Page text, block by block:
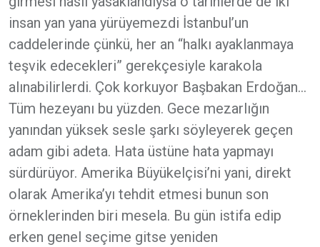
insan yan yana yürüyemezdi İstanbul’un
caddelerinde çünkü, her an “halkı ayaklanmaya
teşvik edecekleri” gerekçesiyle karakola
alınabilirlerdi. Çok korkuyor Başbakan Erdoğan…
Tüm hezeyanı bu yüzden. Gece mezarlığın
yanından yüksek sesle şarkı söyleyerek geçen
adam gibi adeta. Hata üstüne hata yapmayı
sürdürüyor. Amerika Büyükelçisi’ni yani, direkt
olarak Amerika’yı tehdit etmesi bunun son
örneklerinden biri mesela. Bu gün istifa edip
erken genel seçime gitse yeniden